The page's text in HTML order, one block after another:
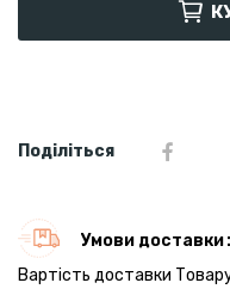
Поділіться
Умови доставки
Вартість доставки